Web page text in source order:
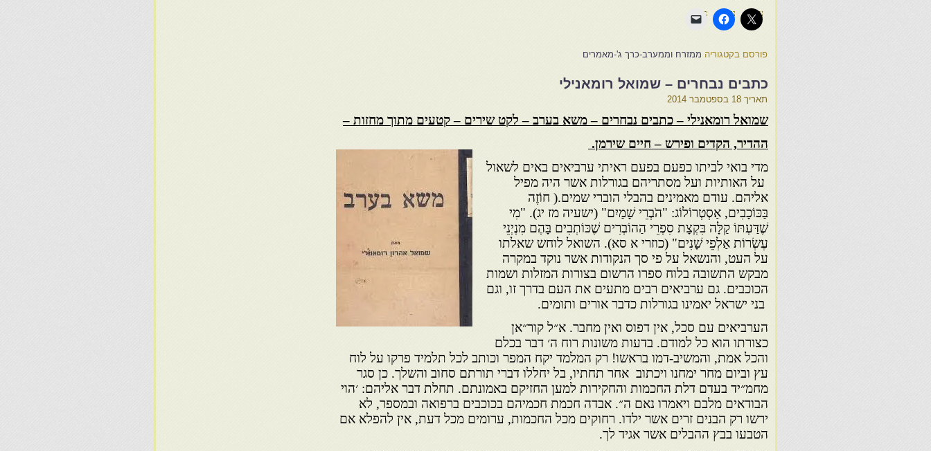
פורסם בקטגוריה ממזרח וממערב-כרך ג'-מאמרים
כתבים נבחרים – שמואל רומאנילי
תאריך 18 בספטמבר 2014
שמואל רומאנילי – כתבים נבחרים – משא בערב – לקט שירים – קטעים מתוך מחזות –
ההדיר, הקדים ופירש – חיים שירמן.
מדי בואי לביתו כפעם בפעם ראיתי ערביאים באים לשאול
על האותיות ועל מסתריהם בגורלות אשר היה מפיל
אליהם. עודם מאמינים בהבלי הוברי שמים.( חוֹזֶה
בַּכּוֹכָבִים, אַסְטְרוֹלוֹג: "הֹבְרֵי שָׁמַיִם" (ישעיה מז יג). "מִי
שֶׁדַּעְתּוֹ קַלָּה בִּקְצָת סִפְרֵי הַהוֹבְרִים שֶׁכּוֹתְבִים בָּהֶם מִנְיְנֵי
עֶשְׂרוֹת אַלְפֵי שָׁנִים" (כוזרי א סא). השואל לוחש שאלתו
על העט, והנשאל על פי סך הנקודות אשר נוקד במקרה
מבקש התשובה בלוח ספרו הרשום בצורות המזלות ושמות
הכוכבים. גם ערביאים רבים מתעים את העם בדרך זו, וגם
בני ישראל יאמינו בגורלות כדבר אורים ותומים.
הערביאים עם סכל, אין דפוס ואין מחבר. א״ל קור״אן
כצורתו הוא כל למודם. בדעות משונות רוח ה׳ דבר בכלם
והכל אמת, והמשיב-דמו בראשו! רק המלמד יקח המפר וכותב לכל תלמיד פרקו על לוח
עץ וביום מחר ימחנו ויכתוב אחר תחתיו, בל יחללו דברי תורתם סחוב והשלך. כן סגר
מחמ״יד בעדם דלת החכמות והחקירות למען החזיקם באמו­נתם. תחלת דבר אליהם: ׳הוי
הבודאים מלבם ויאמרו נאם ה״. אבדה חכמת חכמיהם בכוכבים ברפואה ובמספר, לא
ירשו רק הבנים זרים אשר ילדו. רחוקים מכל החכמות, ערומים מכל דעת, אין להפלא אם
הטבעו בבץ ההבלים אשר אגיד לך.